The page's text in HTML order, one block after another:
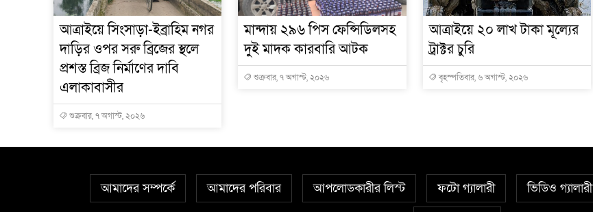
আত্রাইয়ে সিংসাড়া-ইব্রাহিম নগর
দাড়ির ওপর সরু ব্রিজের স্থলে
প্রশস্ত ব্রিজ নির্মাণের দাবি
এলাকাবাসীর
শুক্রবার, ৭ অগাস্ট, ২০২৬
মান্দায় ২৯৬ পিস ফেন্সিডিলসহ
দুই মাদক কারবারি আটক
শুক্রবার, ৭ অগাস্ট, ২০২৬
আত্রাইয়ে ২০ লাখ টাকা মূল্যের
ট্রাক্টর চুরি
বৃহস্পতিবার, ৬ অগাস্ট, ২০২৬
আমাদের সম্পর্কে আমাদের পরিবার আপলোডকারীর লিস্ট ফটো গ্যালারী ভিডিও গ্যালারী